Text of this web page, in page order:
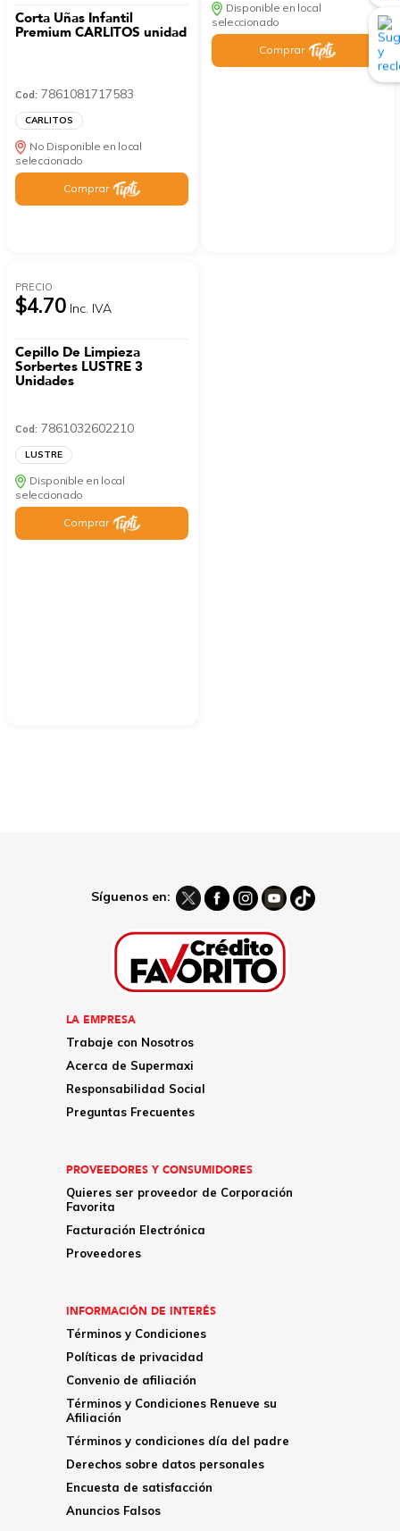
Corta Uñas Infantil
Premium CARLITOS unidad
Cod: 7861081717583
CARLITOS
No Disponible en local
seleccionado
Comprar
Disponible en local
seleccionado
Comprar
PRECIO
$4.70 Inc. IVA
Cepillo De Limpieza
Sorbertes LUSTRE 3
Unidades
Cod: 7861032602210
LUSTRE
Disponible en local
seleccionado
Comprar
Síguenos en:
LA EMPRESA
Trabaje con Nosotros
Acerca de Supermaxi
Responsabilidad Social
Preguntas Frecuentes
PROVEEDORES Y CONSUMIDORES
Quieres ser proveedor de Corporación
Favorita
Facturación Electrónica
Proveedores
INFORMACIÓN DE INTERÉS
Términos y Condiciones
Políticas de privacidad
Convenio de afiliación
Términos y Condiciones Renueve su
Afiliación
Términos y condiciones día del padre
Derechos sobre datos personales
Encuesta de satisfacción
Anuncios Falsos